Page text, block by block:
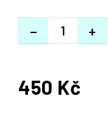
+
−
450 Kč
Měrná